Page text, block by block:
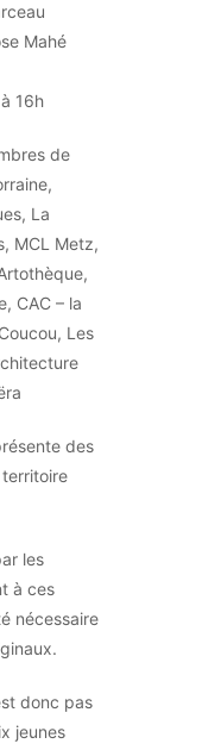
Mahé
à 16h
de
La
MCL Metz,
CAC – la
Les
des
les
à ces
nécessaire
donc pas
jeunes